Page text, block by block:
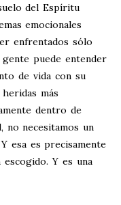
del Espíritu
emocionales
enfrentados sólo
puede entender
de vida con su
más
dentro de
no necesitamos un
esa es precisamente
Y es una